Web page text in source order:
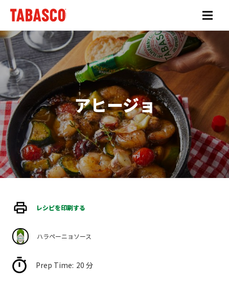
TABASCO®
ソ
ー
ス
を
知
る
商
報
レ
ピ
アヒージョ
レシピを印刷する
ハラペーニョソース
Prep Time: 20 分